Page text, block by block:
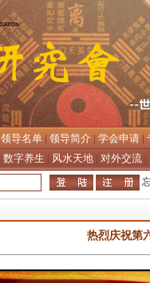
领导名单 领导简介 学会申请
数字养生 风水天地| 对外交流|
热烈庆祝第